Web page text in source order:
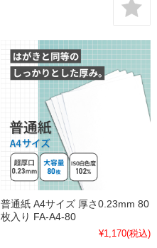
普通紙 A4サイズ 厚さ0.23mm 80
枚入り FA-A4-80
¥1,170(税込)